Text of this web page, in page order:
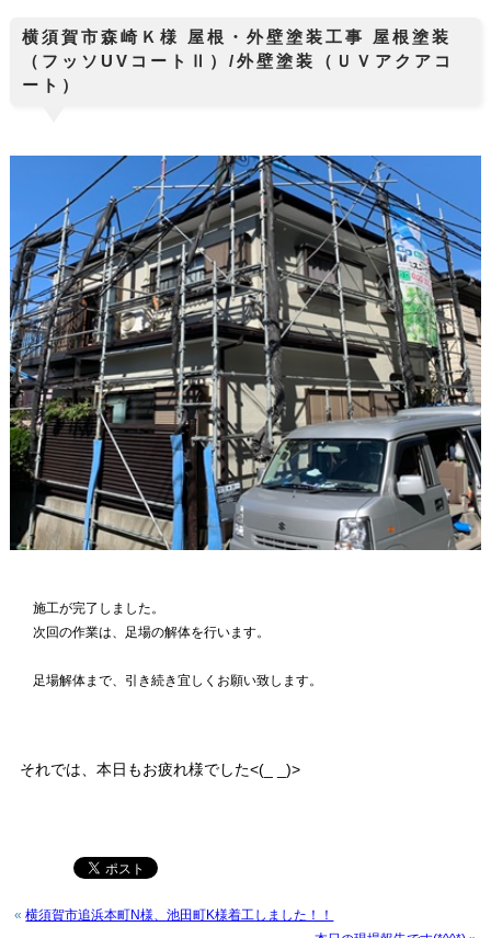
横須賀市森崎Ｋ様 屋根・外壁塗装工事 屋根塗装
（フッソUVコートⅡ）/外壁塗装（ＵＶアクアコ
ート）
施工が完了しました。
次回の作業は、足場の解体を行います。
足場解体まで、引き続き宜しくお願い致します。
それでは、本日もお疲れ様でした<(_ _)>
«横須賀市追浜本町N様、池田町K様着工しました！！